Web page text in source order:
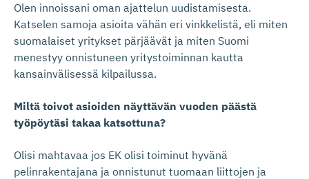
Olen innoissani oman ajattelun uudistamisesta.
Katselen samoja asioita vähän eri vinkkelistä, eli miten
suomalaiset yritykset pärjäävät ja miten Suomi
menestyy onnistuneen yritystoiminnan kautta
kansainvälisessä kilpailussa.
Miltä toivot asioiden näyttävän vuoden päästä
työpöytäsi takaa katsottuna?
Olisi mahtavaa jos EK olisi toiminut hyvänä
pelinrakentajana ja onnistunut tuomaan liittojen ja